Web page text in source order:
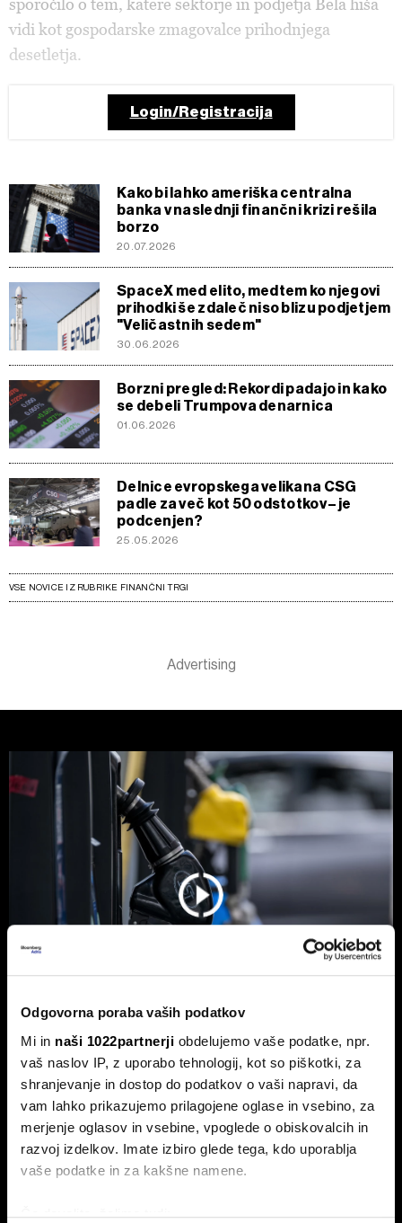
Odgovorna poraba vaših podatkov
Mi in naši 1022partnerji obdelujemo vaše podatke, npr.
vaš naslov IP, z uporabo tehnologij, kot so piškotki, za
shranjevanje in dostop do podatkov o vaši napravi, da
vam lahko prikazujemo prilagojene oglase in vsebino, za
merjenje oglasov in vsebine, vpoglede o obiskovalcih in
razvoj izdelkov. Imate izbiro glede tega, kdo uporablja
vaše podatke in za kakšne namene.
Če dovolite, želimo tudi:
sporočilo o tem, katere sektorje in podjetja Bela hiša
vidi kot gospodarske zmagovalce prihodnjega
desetletja.
Login/Registracija
Kako bi lahko ameriška centralna
banka v naslednji finančni krizi rešila
borzo
20.07.2026
SpaceX med elito, medtem ko njegovi
prihodki še zdaleč niso blizu podjetjem
"Veličastnih sedem"
30.06.2026
Borzni pregled: Rekordi padajo in kako
se debeli Trumpova denarnica
01.06.2026
Delnice evropskega velikana CSG
padle za več kot 50 odstotkov – je
podcenjen?
25.05.2026
VSE NOVICE IZ RUBRIKE FINANČNI TRGI
Od kod prihaja dizel v Slovenijo in ali
bo cena še naprej rasla
Od začetka leta se je sod surove nafte brent podražil za
več kot 30 odstotkov. A potrošniki na bencinskih črpalkah
ne kupujejo surove nafte, temveč njihove derivate.